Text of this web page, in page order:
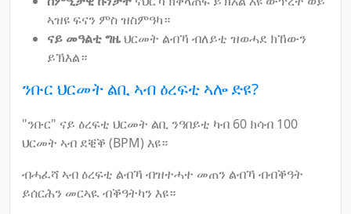
ኣዝዩ ፍናን ምስ ዝስምዓካ።
ናይ መዓልቲ ግዜህርመት ልብኻ ብለይቲ ዝወሓደ ክኸውን
ይኽእል።
ንቡር ህርመት ልቢ ኣብ ዕረፍቲ ኣሎ ድዩ?
"ንቡር" ናይ ዕረፍቲ ህርመት ልቢ ንዓበይቲ ካብ 60 ክሳብ 100
ህርመት ኣብ ደቒቕ (BPM) እዩ።
ብሓፈሻ ኣብ ዕረፍቲ ልብኻ ብዝተሓተ መጠን ልብኻ ብብቕዓት
ይሰርሕን መርኣዪ ብቕዓትካን እዩ።